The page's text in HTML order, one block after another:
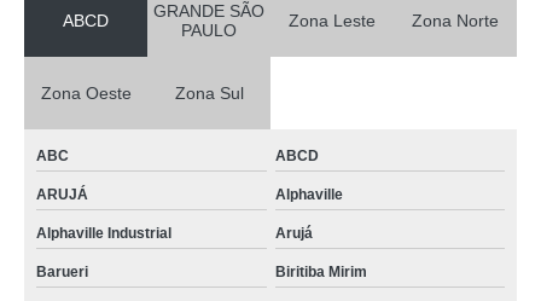
ABCD
GRANDE SÃO
PAULO
Zona Leste Zona Norte
Zona Oeste Zona Sul
ABC ABCD
ARUJÁ Alphaville
Alphaville Industrial Arujá
Barueri Biritiba Mirim